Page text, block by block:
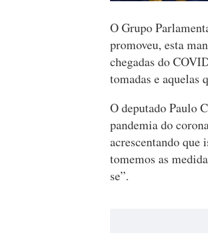
O Grupo
promoveu, esta
chegadas do
tomadas e aquelas
O deputado Paulo
pandemia do
acrescentando
tomemos as
se”.